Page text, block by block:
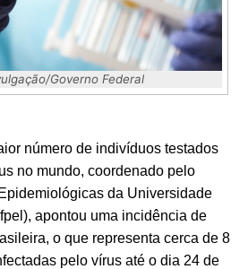
Governo Federal
número de indivíduos testados
no mundo, coordenado pelo
da Universidade
apontou uma incidência de
o que representa cerca de 8
pelo vírus até o dia 24 de